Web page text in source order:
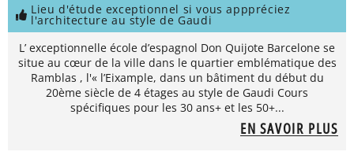
Lieu d'étude exceptionnel si vous apppréciez
l'architecture au style de Gaudi
L’ exceptionnelle école d’espagnol Don Quijote Barcelone se
situe au cœur de la ville dans le quartier emblématique des
Ramblas , l'« l’Eixample, dans un bâtiment du début du
20ème siècle de 4 étages au style de Gaudi Cours
spécifiques pour les 30 ans+ et les 50+...
EN SAVOIR PLUS